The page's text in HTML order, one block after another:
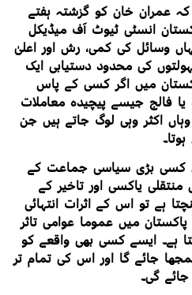
کہ عمران خان کو گزشتہ ہفتے
انسٹی ٹیوٹ آف میڈیکل
وسائل کی کمی، رش اور اعلیٰ
کی محدود دستیابی ایک
میں اگر کسی کے پاس
فالج جیسے پیچیدہ معاملات
اکثر وہی لوگ جاتے ہیں جن
کسی بڑی سیاسی جماعت کے
یاکسی اور تاخیر کے
ہے تو اس کے اثرات انتہائی
میں عموما عوامی تاثر
ہے۔ ایسے کسی بھی واقعے کو
جائے گا اور اس کی تمام تر
گی۔